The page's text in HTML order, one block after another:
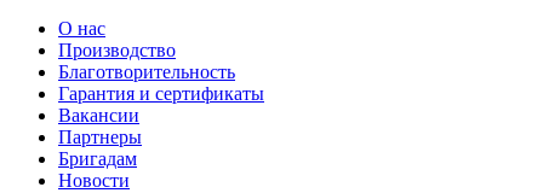
О нас
Производство
Благотворительность
Гарантия и сертификаты
Вакансии
Партнеры
Бригадам
Новости